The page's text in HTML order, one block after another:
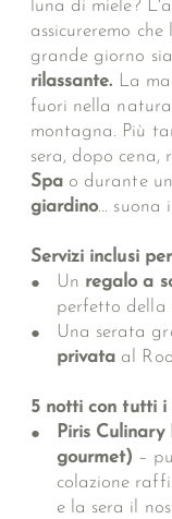
luna di miele?
assicureremo
grande giorno sia
rilassante. La
fuori nella
montagna. Più
sera, dopo cena,
Spa o durante
giardino... suona
Servizi inclusi
Un regalo a
perfetto della
Una serata
privata al
5 notti con tutti i
Piris
gourmet) –
colazione
e la sera il